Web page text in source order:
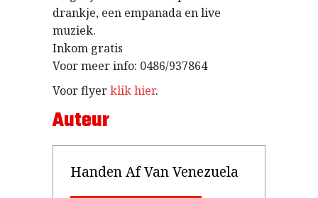
drankje, een empanada en live
muziek.
Inkom gratis
Voor meer info: 0486/937864
Voor flyerklik hier.
Auteur
Handen Af Van Venezuela